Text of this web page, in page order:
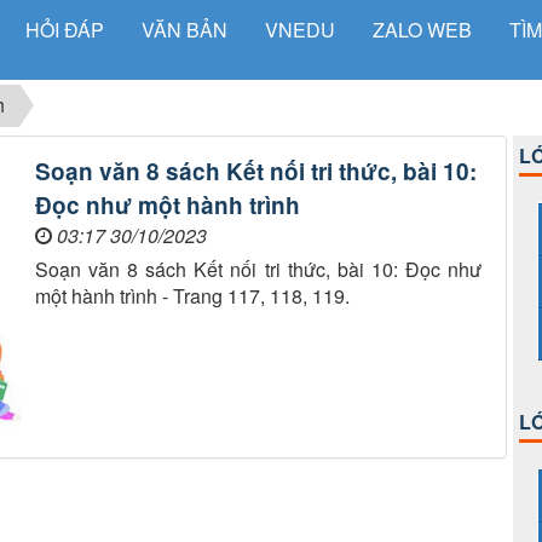
HỎI ĐÁP VĂN BẢN VNEDU ZALO WEB
Soạn văn 8 sách Kết nối tri thức, bài 10:
Đọc như một hành trình
03:17 30/10/2023
Soạn văn 8 sách Kết nối tri thức, bài 10: Đọc như
một hành trình - Trang 117, 118, 119.